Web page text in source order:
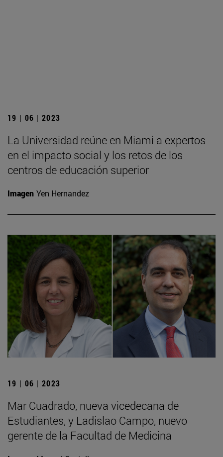
19 | 06 | 2023
La Universidad reúne en Miami a expertos
en el impacto social y los retos de los
centros de educación superior
Imagen Yen Hernandez
19 | 06 | 2023
Mar Cuadrado, nueva vicedecana de
Estudiantes, y Ladislao Campo, nuevo
gerente de la Facultad de Medicina